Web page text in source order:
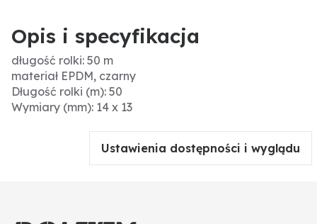
Opis i specyfikacja
długość rolki: 50 m
materiał EPDM, czarny
Długość rolki (m): 50
Wymiary (mm): 14 x 13
Ustawienia dostępności i wyglądu